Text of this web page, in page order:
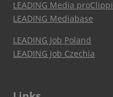
LEADING Media
LEADING Mediabase
LEADING Job Poland
LEADING Job Czechia